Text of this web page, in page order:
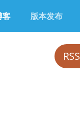
客 版本发布
RSS